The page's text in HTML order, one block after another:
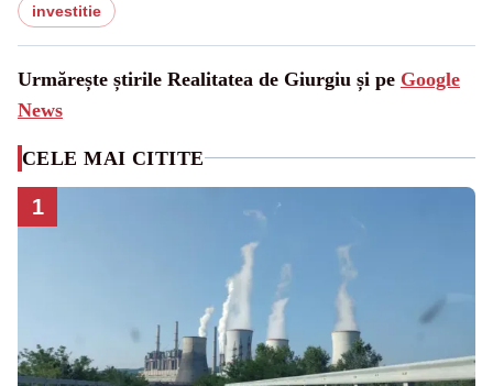
investitie
Urmărește știrile Realitatea de Giurgiu și pe Google
News
CELE MAI CITITE
1